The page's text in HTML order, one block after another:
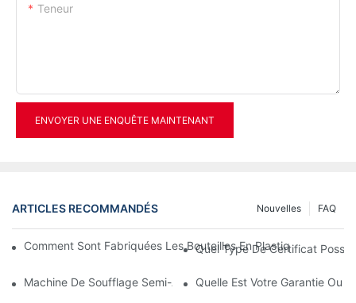
Teneur
ENVOYER UNE ENQUÊTE MAINTENANT
ARTICLES RECOMMANDÉS FAQ
Nouvelles
Comment Sont Fabriquées Les Bouteilles En Plastique Avec
Quel Type De Certificat
Machine De Soufflage Semi-Automatique Et Machine De
Quelle Est Votre Garantie Ou